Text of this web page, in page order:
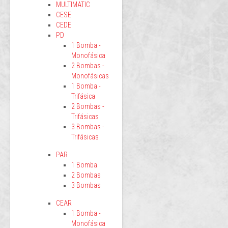
MULTIMATIC
CESE
CEDE
PD
1 Bomba -
Monofásica
2 Bombas -
Monofásicas
1 Bomba -
Trifásica
2 Bombas -
Trifásicas
3 Bombas -
Trifásicas
PAR
1 Bomba
2 Bombas
3 Bombas
CEAR
1 Bomba -
Monofásica